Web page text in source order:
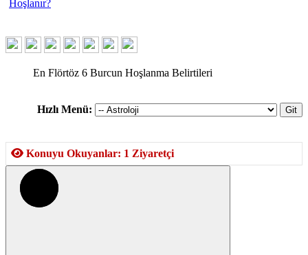
Hoşlanır?
En Flörtöz 6 Burcun Hoşlanma Belirtileri
Hızlı Menü:
Konuyu Okuyanlar: 1 Ziyaretçi